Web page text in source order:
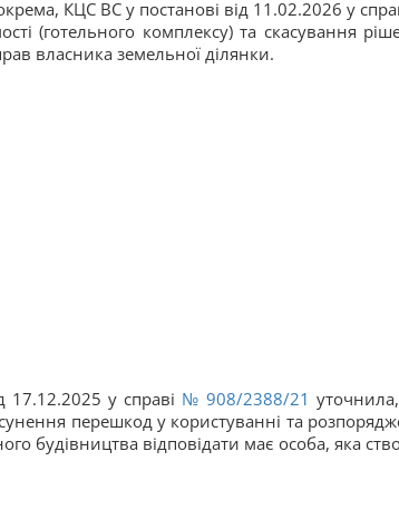
КЦС ВС у постанові від 11.02.2026 у
(готельного комплексу) та скасування
власника земельної ділянки.
17.12.2025 у справі № 908/2388/21
перешкод у користуванні та
будівництва відповідати має особа, яка